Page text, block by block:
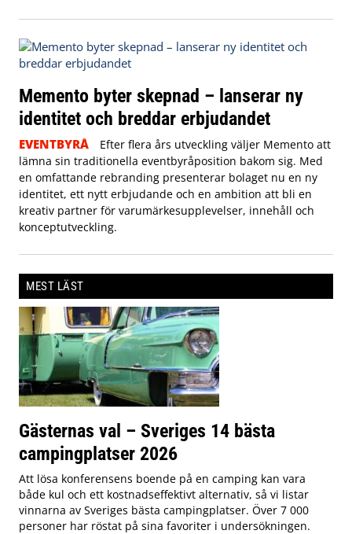
Memento byter skepnad – lanserar ny
identitet och breddar erbjudandet
EVENTBYRÅ
Efter flera års utveckling väljer Memento att
lämna sin traditionella eventbyråposition bakom sig. Med
en omfattande rebranding presenterar bolaget nu en ny
identitet, ett nytt erbjudande och en ambition att bli en
kreativ partner för varumärkesupplevelser, innehåll och
konceptutveckling.
MEST LÄST
Gästernas val – Sveriges 14 bästa
campingplatser 2026
Att lösa konferensens boende på en camping kan vara
både kul och ett kostnadseffektivt alternativ, så vi listar
vinnarna av Sveriges bästa campingplatser. Över 7 000
personer har röstat på sina favoriter i undersökningen.